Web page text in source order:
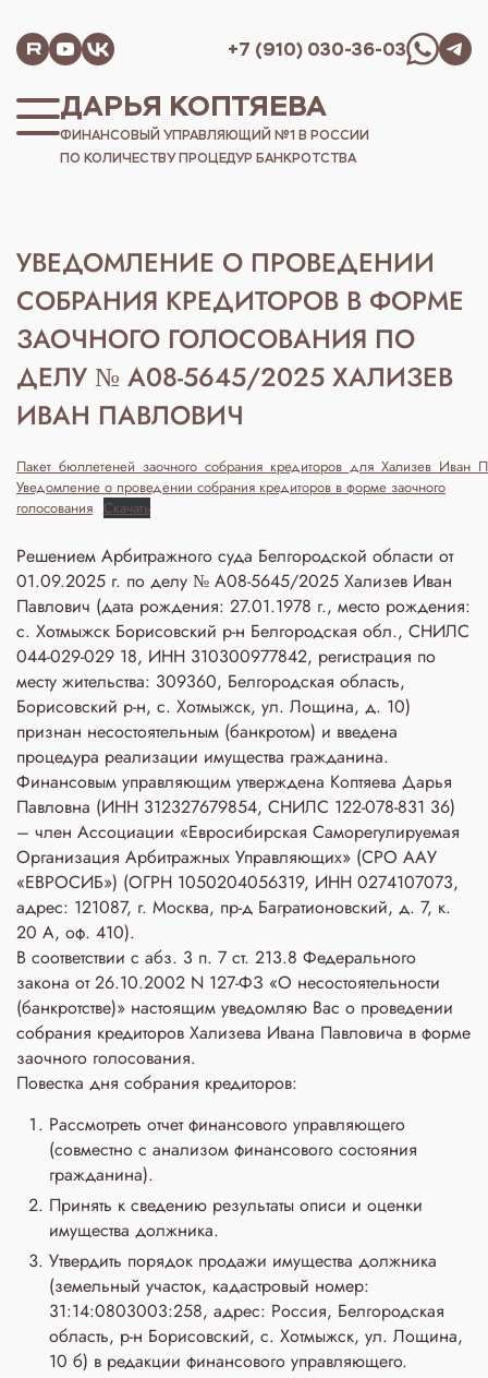
+7 (910) 030-36-03
ДАРЬЯ КОПТЯЕВА
ФИНАНСОВЫЙ УПРАВЛЯЮЩИЙ №1 В РОССИИ
ПО КОЛИЧЕСТВУ ПРОЦЕДУР БАНКРОТСТВА
УВЕДОМЛЕНИЕ О ПРОВЕДЕНИИ
СОБРАНИЯ КРЕДИТОРОВ В ФОРМЕ
ЗАОЧНОГО ГОЛОСОВАНИЯ ПО
ДЕЛУ № А08-5645/2025 ХАЛИЗЕВ
ИВАН ПАВЛОВИЧ
Уведомление о проведении собрания кредиторов в форме заочного
голосования Скачать
Решением Арбитражного суда Белгородской области от
01.09.2025 г. по делу № А08-5645/2025 Хализев Иван
Павлович (дата рождения: 27.01.1978 г., место рождения:
с. Хотмыжск Борисовский р-н Белгородская обл., СНИЛС
044-029-029 18, ИНН 310300977842, регистрация по
месту жительства: 309360, Белгородская область,
Борисовский р-н, с. Хотмыжск, ул. Лощина, д. 10)
признан несостоятельным (банкротом) и введена
процедура реализации имущества гражданина.
Финансовым управляющим утверждена Коптяева Дарья
Павловна (ИНН 312327679854, СНИЛС 122-078-831 36)
– член Ассоциации «Евросибирская Саморегулируемая
Организация Арбитражных Управляющих» (СРО ААУ
«ЕВРОСИБ») (ОГРН 1050204056319, ИНН 0274107073,
адрес: 121087, г. Москва, пр-д Багратионовский, д. 7, к.
20 А, оф. 410).
В соответствии с абз. 3 п. 7 ст. 213.8 Федерального
закона от 26.10.2002 N 127-ФЗ «О несостоятельности
(банкротстве)» настоящим уведомляю Вас о проведении
собрания кредиторов Хализева Ивана Павловича в форме
заочного голосования.
Повестка дня собрания кредиторов:
Рассмотреть отчет финансового управляющего
(совместно с анализом финансового состояния
гражданина).
Принять к сведению результаты описи и оценки
имущества должника.
Утвердить порядок продажи имущества должника
(земельный участок, кадастровый номер:
31:14:0803003:258, адрес: Россия, Белгородская
область, р-н Борисовский, с. Хотмыжск, ул. Лощина,
10 б) в редакции финансового управляющего.